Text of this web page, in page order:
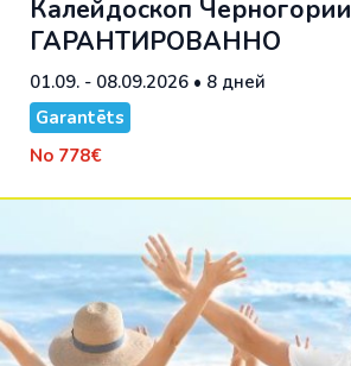
Калейдоскоп Черногории
ГАРАНТИРОВАННО
01.09. - 08.09.2026 • 8 дней
Garantēts
No 778€